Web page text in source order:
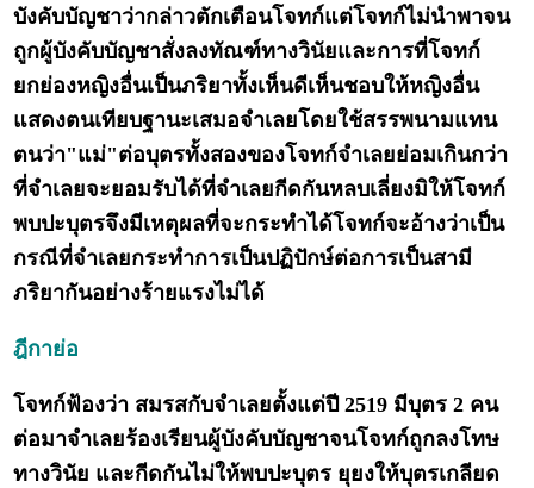
บังคับบัญชาว่ากล่าวตักเตือนโจทก์แต่โจทก์ไม่นำพาจน
ถูกผู้บังคับบัญชาสั่งลงทัณฑ์ทางวินัยและการที่โจทก์
ยกย่องหญิงอื่นเป็นภริยาทั้งเห็นดีเห็นชอบให้หญิงอื่น
แสดงตนเทียบฐานะเสมอจำเลยโดยใช้สรรพนามแทน
ตนว่า"แม่"ต่อบุตรทั้งสองของโจทก์จำเลยย่อมเกินกว่า
ที่จำเลยจะยอมรับได้ที่จำเลยกีดกันหลบเลี่ยงมิให้โจทก์
พบปะบุตรจึงมีเหตุผลที่จะกระทำได้โจทก์จะอ้างว่าเป็น
กรณีที่จำเลยกระทำการเป็นปฏิปักษ์ต่อการเป็นสามี
ภริยากันอย่างร้ายแรงไม่ได้
ฎีกาย่อ
โจทก์ฟ้องว่า สมรสกับจำเลยตั้งแต่ปี 2519 มีบุตร 2 คน
ต่อมาจำเลยร้องเรียนผู้บังคับบัญชาจนโจทก์ถูกลงโทษ
ทางวินัย และกีดกันไม่ให้พบปะบุตร ยุยงให้บุตรเกลียด